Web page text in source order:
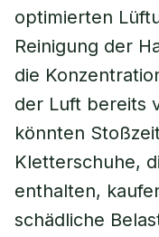
optimierten
Reinigung der
die
der Luft bereits
könnten
Kletterschuhe,
enthalten,
schädliche